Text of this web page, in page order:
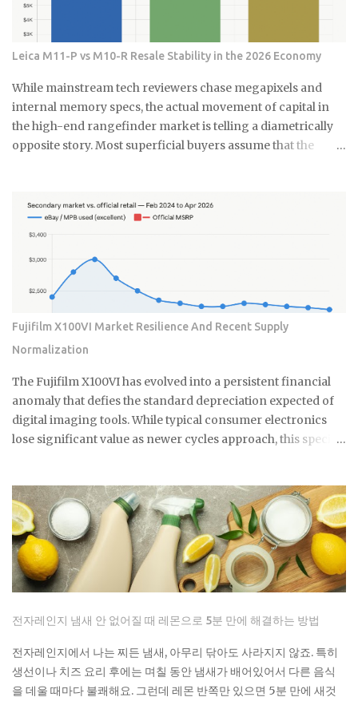
기를 유발할 수 있어서 건강에도 안 좋아요. 특히 어린아이나 노약자
진짜 이유 식초의 산성 성분이 곰팡이를 죽이는 거예요. pH가 2.5 정
도로 낮아서 곰팡이가 살기 어려운 환경을 만들어주죠. 게다가 식초
는 자연 재료라 독한 화학물질 걱정도 없어요. 시중에 파는 곰팡이 제
거제들 성분표 보면 솔직히 무서워요. 염소계 표백제나 각종 화학물
질이 들어있는데, 환기가 잘 안 되는 샤워실에서 쓰기엔 부담스럽잖
아요. 식초는 냄새는 좀 나지만 금방 날아가고, 피부에 닿아도 큰 문제
준비하세요 15분이면 끝나는 식초 곰팡이 제거법 곰팡이가 있는 부분
에 식초를 충분히 뿌려주세요. 아끼지 말고 흠뻑 적셔주는 게 포인트
예요. 그리고 15분 정도 기다리면 식초가 곰팡이를 분해하기 시작해
요. 시간이 지나면 칫솔로 살살 문질러주세요. 힘들게 박박 문지를 필
요 없어요. 식초가 이미 곰팡이를 약하게 만들어놨으니까 가볍게 문
질러도...
Leica M11-P vs M10-R Resale Stability in the 2026 Economy
While mainstream tech reviewers chase megapixels and
internal memory specs, the actual movement of capital in
the high-end rangefinder market is telling a diametrically
opposite story. Most superficial buyers assume that the
Leica M11-P has recently encountered a harsh correction
that defies standard consumer electronics logic. In the early
months of this year, we have witnessed a fascinating
decoupling where the M11-P experiences a sharp baseline
thinning while the legacy M10-R achieves a status akin to a
blue-chip commodity. This is not a mere glitch in the matrix
but a fundamental shift in how collectors and high-net-
worth users perceive the intersection of longevity, tactile
reliability, and the elusive quality of digital soul. The current
economic climate has forced a re-evaluation of what
constitutes a durable asset in a world saturated with
disposable silicon. F...
Fujifilm X100VI Market Resilience And Recent Supply
Normalization
The Fujifilm X100VI has evolved into a persistent financial
anomaly that defies the standard depreciation expected of
digital imaging tools. While typical consumer electronics
lose significant value as newer cycles approach, this specific
phenomenon is driven by a combination of geopolitical
trade barriers and a cultural obsession that has transformed
a compact camera into a high liquidity asset with
remarkable price resilience. Normalization Of Authorized
Retail Inventory The extreme scarcity that defined the first
eighteen months of the product lifecycle is finally
Major retailers like B&H and Adorama have transitioned
from indefinite backorders to predictable replenishment
cycles, with stock often appearing every few weeks and
fulfilling backlogs by early May. As of late April, the standard
전자레인지 냄새 안 없어질 때 레몬으로 5분 만에 해결하는 방법
전자레인지에서 나는 찌든 냄새, 아무리 닦아도 사라지지 않죠. 특히
생선이나 치즈 요리 후에는 며칠 동안 냄새가 배어있어서 다른 음식
을 데울 때마다 불쾌해요. 그런데 레몬 반쪽만 있으면 5분 만에 새것